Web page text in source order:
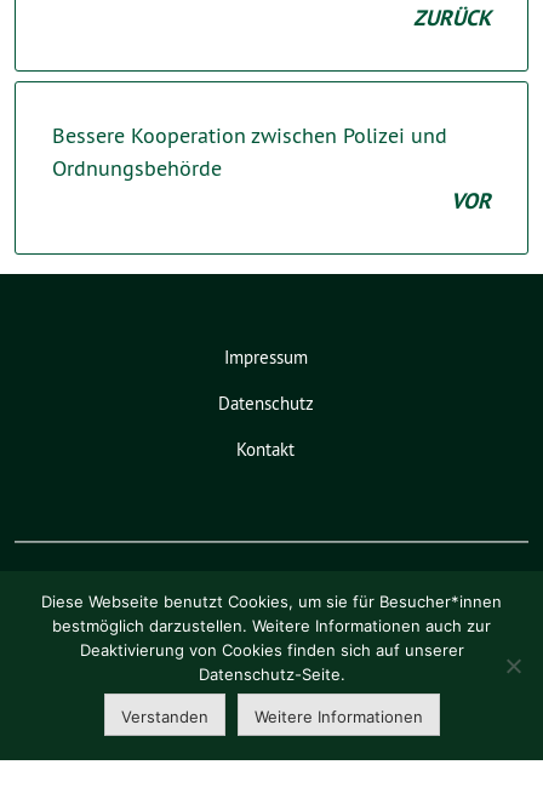
ZURÜCK
Bessere Kooperation zwischen Polizei und
Ordnungsbehörde
VOR
Impressum
Datenschutz
Kontakt
Pia Schellhammer benutzt das
freie grüne Themesunflower‐ ein
verdigado eG
Diese Webseite benutzt Cookies, um sie für Besucher*innen
bestmöglich darzustellen. Weitere Informationen auch zur
Deaktivierung von Cookies finden sich auf unserer
Datenschutz-Seite.
Verstanden Weitere Informationen